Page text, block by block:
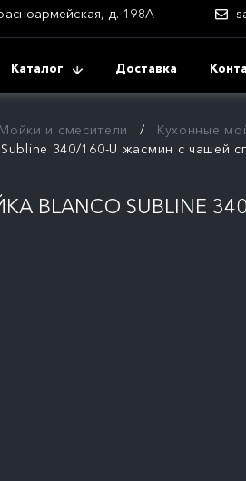
д. 198А
Каталог Доставка
Мойки и смесители Кухонные
340/160-U жасмин с чашей
BLANCO SUBLINE